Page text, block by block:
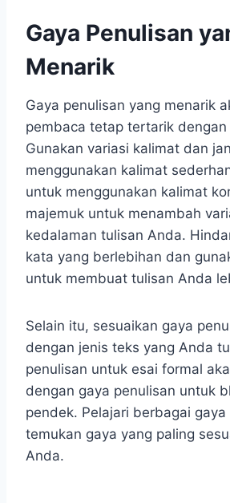
Gaya Penulisan
Menarik
Gaya penulisan yang menarik
pembaca tetap tertarik
Gunakan variasi kalimat dan
menggunakan kalimat
untuk menggunakan kalimat
majemuk untuk menambah
kedalaman tulisan Anda.
kata yang berlebihan dan
untuk membuat tulisan Anda
Selain itu, sesuaikan gaya
dengan jenis teks yang Anda
penulisan untuk esai formal
dengan gaya penulisan untuk
pendek. Pelajari berbagai
temukan gaya yang paling
Anda.